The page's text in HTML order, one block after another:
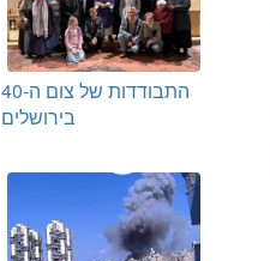
התבודדות של צום ה-40
בירושלים